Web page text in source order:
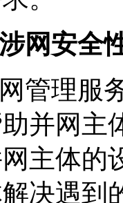
网安全
网管理
并网主
主体的
决遇到